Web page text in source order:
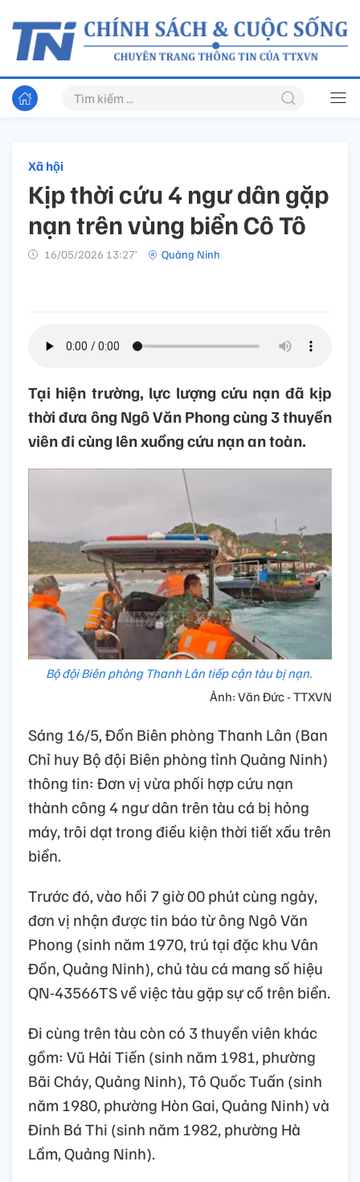
Xã hội
Kịp thời cứu 4 ngư dân gặp
nạn trên vùng biển Cô Tô
16/05/2026 13:27’ Quảng Ninh
Tại hiện trường, lực lượng cứu nạn đã kịp
thời đưa ông Ngô Văn Phong cùng 3 thuyền
viên đi cùng lên xuồng cứu nạn an toàn.
Bộ đội Biên phòng Thanh Lân tiếp cận tàu bị nạn.
Ảnh: Văn Đức - TTXVN
Sáng 16/5, Đồn Biên phòng Thanh Lân (Ban
Chỉ huy Bộ đội Biên phòng tỉnh Quảng Ninh)
thông tin: Đơn vị vừa phối hợp cứu nạn
thành công 4 ngư dân trên tàu cá bị hỏng
máy, trôi dạt trong điều kiện thời tiết xấu trên
biển.
Trước đó, vào hồi 7 giờ 00 phút cùng ngày,
đơn vị nhận được tin báo từ ông Ngô Văn
Phong (sinh năm 1970, trú tại đặc khu Vân
Đồn, Quảng Ninh), chủ tàu cá mang số hiệu
QN-43566TS về việc tàu gặp sự cố trên biển.
Đi cùng trên tàu còn có 3 thuyền viên khác
gồm: Vũ Hải Tiến (sinh năm 1981, phường
Bãi Cháy, Quảng Ninh), Tô Quốc Tuấn (sinh
năm 1980, phường Hòn Gai, Quảng Ninh) và
Đinh Bá Thi (sinh năm 1982, phường Hà
Lầm, Quảng Ninh).